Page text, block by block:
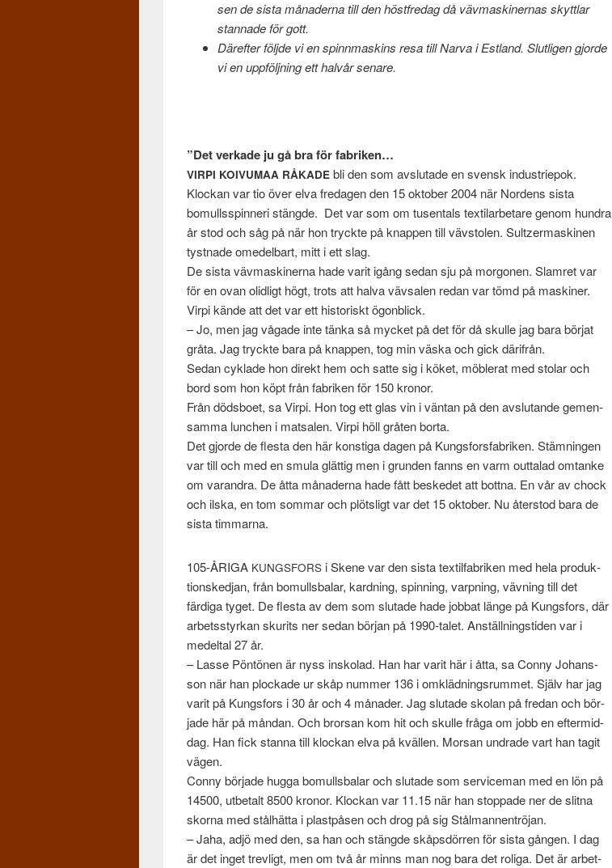
sen de sista månaderna till den höst­fredag då väv­mask­in­er­nas skyt­t­lar
stan­nade för gott.
Därefter följde vi en spin­n­mask­ins resa till Narva i Est­land. Slut­li­gen gjorde
vien uppföljn­ing ett halvår senare.
”Det verkade ju gå bra för fab­riken…
VIRPI KOIVUMAA RÅKADE bli den som avs­lu­tade en svensk indus­triepok.
Klockan var tio över elva freda­gen den 15 okto­ber 2004 när Nor­dens sista
bomullsspin­neri stängde. Det var som om tusen­tals tex­ti­lar­betare genom hun­dra
år stod och såg på när hon tryckte på knap­pen till vävs­tolen. Sultzer­mask­i­nen
tyst­nade omedel­bart, mitt i ett slag.
De sista väv­mask­in­erna hade varit igång sedan sju på mor­gonen. Slam­ret var
för en ovan olidligt högt, trots att halva vävsalen redan var tömd på mask­iner.
Virpi kände att det var ett his­toriskt ögonblick.
– Jo, men jag vågade inte tänka så mycket på det för då skulle jag bara bör­jat
gråta. Jag tryckte bara på knap­pen, tog min väska och gick därifrån.
Sedan cyk­lade hon direkt hem och satte sig i köket, möblerat med sto­lar och
bord som hon köpt från fab­riken för 150 kro­nor.
Från döds­boet, sa Virpi. Hon tog ett glas vin i vän­tan på den avs­lu­tande gemen­
samma lunchen i mat­salen. Virpi höll gråten borta.
Det gjorde de flesta den här kon­stiga dagen på Kungs­fors­fab­riken. Stämnin­gen
var till och med en smula glät­tig men i grun­den fanns en varm out­ta­lad omtanke
om varan­dra. De åtta månaderna hade fått beskedet att bot­tna. En vår av chock
och ilska, en tom som­mar och plöt­sligt var det 15 okto­ber. Nu åter­stod bara de
sista timmarna.
105-ÅRIGA KUNGSFORS i Skene var den sista tex­til­fab­riken med hela pro­duk­
tionsked­jan, från bomulls­balar, kard­ning, spin­ning, varp­n­ing, vävn­ing till det
färdiga tyget. De flesta av dem som slu­tade hade job­bat länge på Kungs­fors, där
arbetsstyrkan sku­rits ner sedan bör­jan på 1990-talet. Anställ­ningsti­den var i
medeltal 27 år.
– Lasse Pön­tö­nen är nyss insko­lad. Han har varit här i åtta, sa Conny Johans­
son när han plock­ade ur skåp num­mer 136 i omk­läd­ningsrum­met. Själv har jag
varit på Kungs­fors i 30 år och 4 månader. Jag slu­tade skolan på fredan och bör­
jade här på mån­dan. Och bror­san kom hit och skulle fråga om jobb en efter­mid­
dag. Han fick stanna till klockan elva på kvällen. Mor­san undrade vart han tagit
vägen.
Conny bör­jade hugga bomulls­balar och slu­tade som ser­vice­man med en lön på
14500, utbe­talt 8500 kro­nor. Klockan var 11.15 när han stop­pade ner de slitna
sko­rna med stål­hätta i plas­t­påsen och drog på sig Stål­man­nen­trö­jan.
– Jaha, adjö med den, sa han och stängde skåps­dör­ren för sista gån­gen. I dag
är det inget trevligt, men om två år minns man nog bara det roliga. Det är arbet­